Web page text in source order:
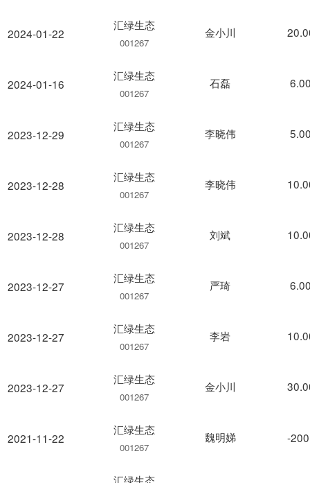
2024-01-22
2024-01-16
2023-12-29
2023-12-28
2023-12-28
2023-12-27
2023-12-27
2023-12-27
2021-11-22
汇绿生态
001267
金小川
汇绿生态
001267
石磊
汇绿生态
001267
李晓伟
汇绿生态
001267
李晓伟
汇绿生态
001267
刘斌
汇绿生态
001267
严琦
汇绿生态
001267
李岩
汇绿生态
001267
金小川
汇绿生态
001267
魏明娣 -
汇绿生态